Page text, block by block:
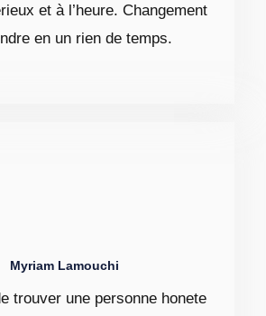
et à l’heure. Changement
en un rien de temps.
Myriam Lamouchi
trouver une personne honete